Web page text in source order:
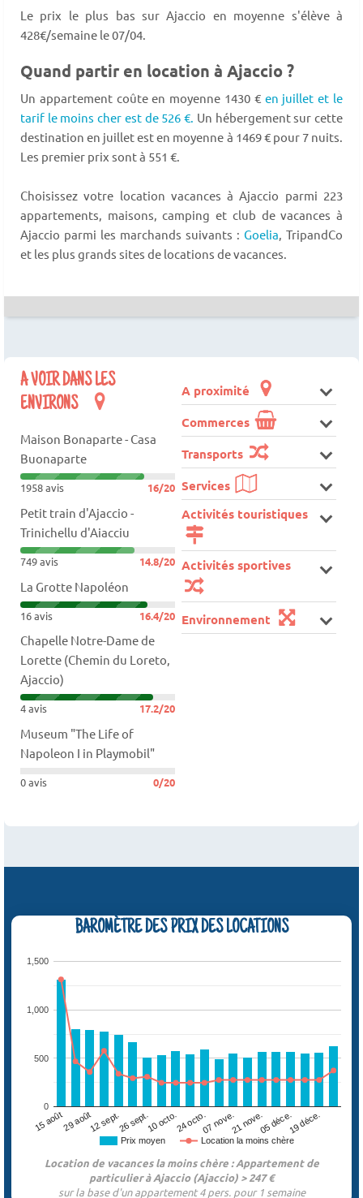
Le prix le plus bas sur Ajaccio en moyenne s'élève à
428€/semaine le 07/04.
Quand partir en location à Ajaccio ?
Un appartement coûte en moyenne 1430 € en juillet et le
tarif le moins cher est de 526 €. Un hébergement sur cette
destination en juillet est en moyenne à 1469 € pour 7 nuits.
Les premier prix sont à 551 €.
Choisissez votre location vacances à Ajaccio parmi 223
appartements, maisons, camping et club de vacances à
Ajaccio parmi les marchands suivants : Goelia, TripandCo
et les plus grands sites de locations de vacances.
A VOIR DANS LES
ENVIRONS
Maison Bonaparte - Casa
Buonaparte
1958 avis 16/20
Petit train d'Ajaccio -
Trinichellu d'Aiacciu
749 avis 14.8/20
La Grotte Napoléon
16 avis 16.4/20
Chapelle Notre-Dame de
Lorette (Chemin du Loreto,
Ajaccio)
4 avis 17.2/20
Museum "The Life of
Napoleon I in Playmobil"
0 avis 0/20
A proximité
Commerces
Transports
Services
Activités touristiques
Activités sportives
Environnement
BAROMÈTRE DES PRIX DES LOCATIONS
Prix moyen Location la moins chère
15 août29 août12 sept.26 sept.10 octo.24 octo.07 nove.21 nove.05 déce.19 déce.
0
500
1,000
1,500
Location de vacances la moins chère : Appartement de
particulier à Ajaccio (Ajaccio) > 247 €
sur la base d'un appartement 4 pers. pour 1 semaine